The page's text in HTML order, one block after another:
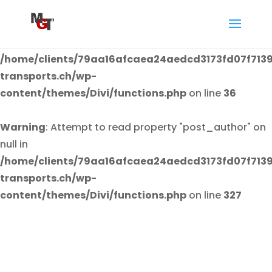
Warning: Attempt to read property "post_author" on
/home/clients/
transports.ch/wp-
content/themes/Divi/functions.php on line 36
Warning: Attempt to read property "post_author" on
null in
/home/clients/
transports.ch/wp-
content/themes/Divi/functions.php on line 327